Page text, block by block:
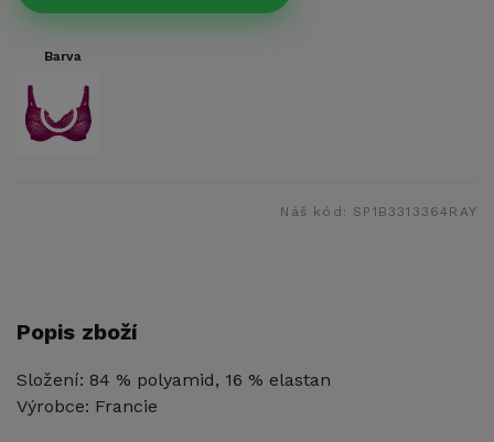
Barva
Náš kód: SP1B3313364RAY
Popis zboží
Složení: 84 % polyamid, 16 % elastan
Výrobce: Francie